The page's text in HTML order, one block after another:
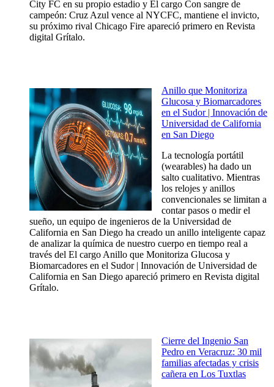
City FC en su propio estadio y El cargo Con sangre de
campeón: Cruz Azul vence al NYCFC, mantiene el invicto,
su próximo rival Chicago Fire apareció primero en Revista
digital Grítalo.
Anillo que Monitoriza
Glucosa y Biomarcadores
en el Sudor | Innovación de
Universidad de California
en San Diego
La tecnología portátil
(wearables) ha dado un
salto cualitativo. Mientras
los relojes y anillos
convencionales se limitan a
contar pasos o medir el
sueño, un equipo de ingenieros de la Universidad de
California en San Diego ha creado un anillo inteligente capaz
de analizar la química de nuestro cuerpo en tiempo real a
través del El cargo Anillo que Monitoriza Glucosa y
Biomarcadores en el Sudor | Innovación de Universidad de
California en San Diego apareció primero en Revista digital
Grítalo.
Cierre del Ingenio San
Pedro en Veracruz: 30 mil
familias afectadas y crisis
cañera en Los Tuxtlas